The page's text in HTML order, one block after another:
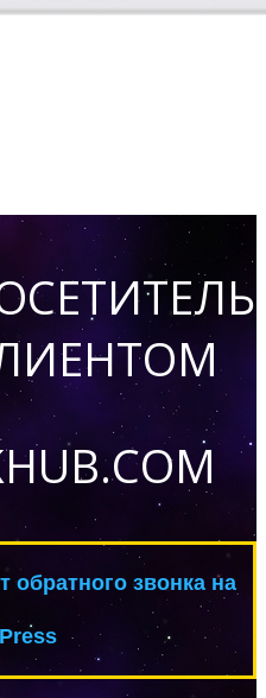
обратного звонка на